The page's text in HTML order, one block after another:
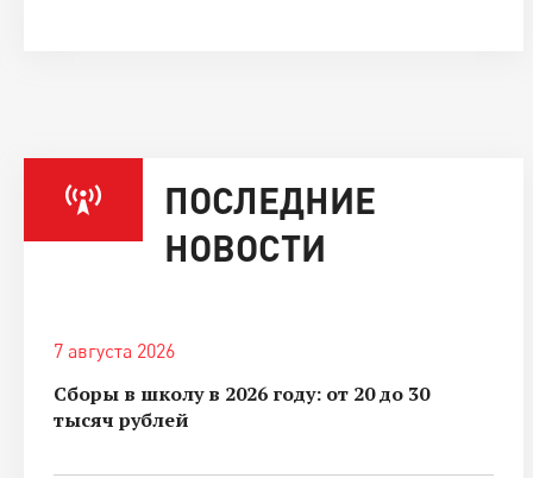
ПОСЛЕДНИЕ
НОВОСТИ
7 августа 2026
Сборы в школу в 2026 году: от 20 до 30
тысяч рублей